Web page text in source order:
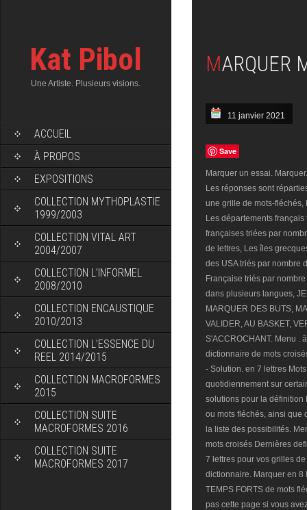
Kat Pibol
Une Artiste. Plusieurs visions.
ACCUEIL
À PROPOS
EXPOSITIONS
COLLECTION MYTHOPLASTIE
1999/2003
COLLECTION VITAL ART
2004/2007
COLLECTION L’INFORMEL
2008/2010
COLLECTION ENCAUSTIQUE
2010/2013
COLLECTION L’ESSENCE DU
REEL 2014/2015
COLLECTION MACROFORMES
2015
COLLECTION SUITE
MACROFORMES 2016
COLLECTION SUITE
MACROFORMES 2017
11 janvier 2021
Save
Marquer un essai.
Les réponses sont
une grille de mots-fléchés,
Les départements
françaises triées par
de lettres, Les îles
des USA triés par nombre
Française triés par
dans plusieurs langues,
MARQUER DES BUTS,
VALIDER, AU BASKET,
S'ACCROCHANT. Menu .
dictionnaire de mots
- Solution. en 7 lettres
quotidiennement sur
solutions pour la définition
ou mots fléchés, ainsi que
la liste des possibilités.
mots croisés Dernières
7 lettres pour vos grilles
dictionnaire. Marquer en 8
TEMPS FORTS de mots
pas cette page si vous